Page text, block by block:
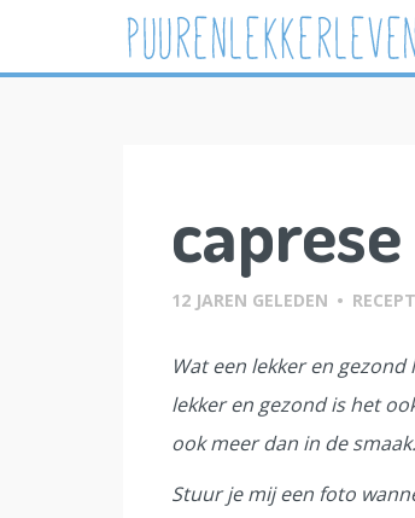
12 JAREN GELEDEN •
Wat een lekker en
lekker en gezond is het
ook meer dan in de
Stuur je mij een foto